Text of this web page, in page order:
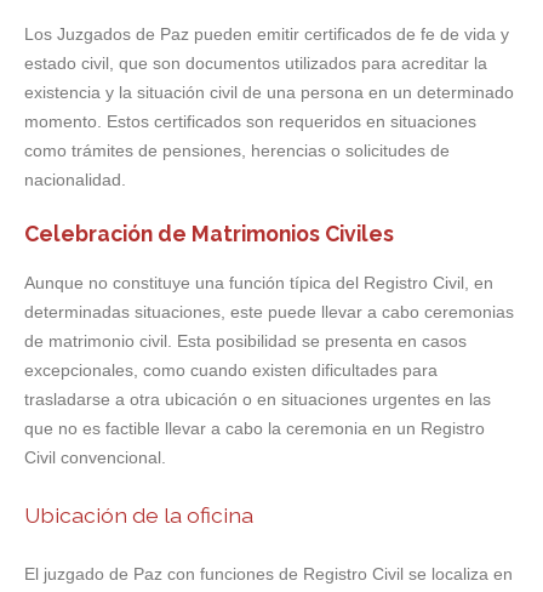
Los Juzgados de Paz pueden emitir certificados de fe de vida y
estado civil, que son documentos utilizados para acreditar la
existencia y la situación civil de una persona en un determinado
momento. Estos certificados son requeridos en situaciones
como trámites de pensiones, herencias o solicitudes de
nacionalidad.
Celebración de Matrimonios Civiles
Aunque no constituye una función típica del Registro Civil, en
determinadas situaciones, este puede llevar a cabo ceremonias
de matrimonio civil. Esta posibilidad se presenta en casos
excepcionales, como cuando existen dificultades para
trasladarse a otra ubicación o en situaciones urgentes en las
que no es factible llevar a cabo la ceremonia en un Registro
Civil convencional.
Ubicación de la oficina
El juzgado de Paz con funciones de Registro Civil se localiza en